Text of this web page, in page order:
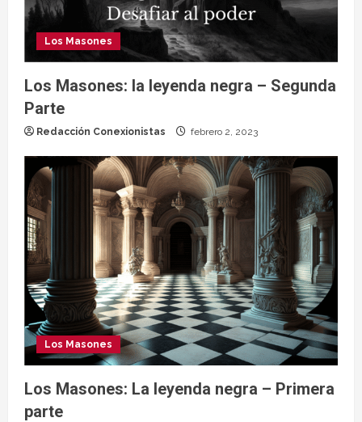
Los Masones
Los Masones: la leyenda negra – Segunda
Parte
Redacción Conexionistas febrero 2, 2023
Los Masones
Los Masones: La leyenda negra – Primera
parte